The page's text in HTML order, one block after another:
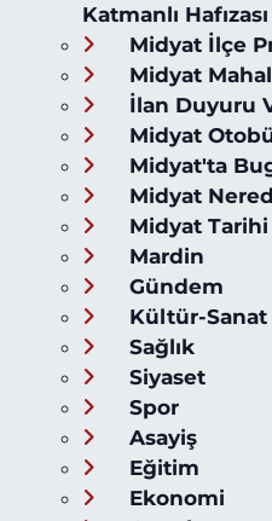
Katmanlı Hafızası
Midyat İlçe
Midyat
İlan Duyuru
Midyat
Midyat'ta
Midyat
Midyat
Mardin
Gündem
Kültür-Sanat
Sağlık
Siyaset
Spor
Asayiş
Eğitim
Ekonomi